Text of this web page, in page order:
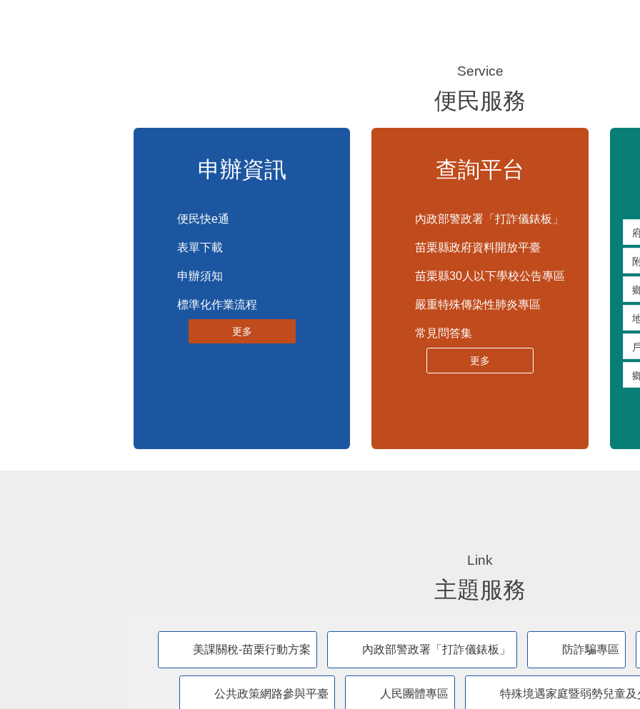
便民服務
申辦資訊
便民快e通
表單下載
查詢平台
內政部警政署「打詐儀錶板」
苗栗縣政府資料開放平臺
苗栗縣30人以下學校公告專區
嚴重特殊傳染性肺炎專區
主題服務
美課關稅-苗栗行動方案 內政部警政署「打詐儀錶板」 防詐騙專區
公共政策網路參與平臺 人民團體專區 特殊境遇家庭暨弱勢兒童